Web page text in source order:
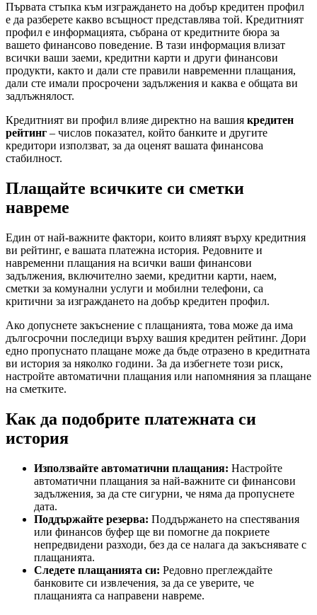
Първата стъпка към изграждането на добър кредитен профил
е да разберете какво всъщност представлява той. Кредитният
профил е информацията, събрана от кредитните бюра за
вашето финансово поведение. В тази информация влизат
всички ваши заеми, кредитни карти и други финансови
продукти, както и дали сте правили навременни плащания,
дали сте имали просрочени задължения и каква е общата ви
задлъжнялост.
Кредитният ви профил влияе директно на вашия кредитен
рейтинг – числов показател, който банките и другите
кредитори използват, за да оценят вашата финансова
стабилност.
Плащайте всичките си сметки
навреме
Един от най-важните фактори, които влияят върху кредитния
ви рейтинг, е вашата платежна история. Редовните и
навременни плащания на всички ваши финансови
задължения, включително заеми, кредитни карти, наем,
сметки за комунални услуги и мобилни телефони, са
критични за изграждането на добър кредитен профил.
Ако допуснете закъснение с плащанията, това може да има
дългосрочни последици върху вашия кредитен рейтинг. Дори
едно пропуснато плащане може да бъде отразено в кредитната
ви история за няколко години. За да избегнете този риск,
настройте автоматични плащания или напомняния за плащане
на сметките.
Как да подобрите платежната си
история
Използвайте автоматични плащания: Настройте
автоматични плащания за най-важните си финансови
задължения, за да сте сигурни, че няма да пропуснете
дата.
Поддържайте резерва: Поддържането на спестявания
или финансов буфер ще ви помогне да покриете
непредвидени разходи, без да се налага да закъснявате с
плащанията.
Следете плащанията си: Редовно преглеждайте
банковите си извлечения, за да се уверите, че
плащанията са направени навреме.